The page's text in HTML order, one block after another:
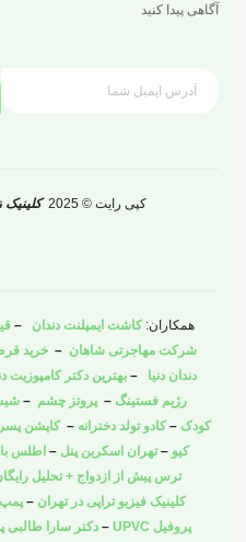
آگاهی پیدا کنید
کپی رایت © 2025 کلینیک
همکاران: کاشت ایمپلنت دندان –
شرکت مهاجرتی شاهان – خرید
دندان دنیا – بهترین دکتر کامپوزیت
رژیم فستینگ – پروتز چشم –
کودک –کادو تولد دخترانه –کاپشن
کیو –تهران اسکرین پنل – اطلس
ترس پیش از ازدواج + تحلیل
کلینیک فیزیو تراپی در تهران – پمپ
پروفیل UPVC
– دکتر سارا طالبی